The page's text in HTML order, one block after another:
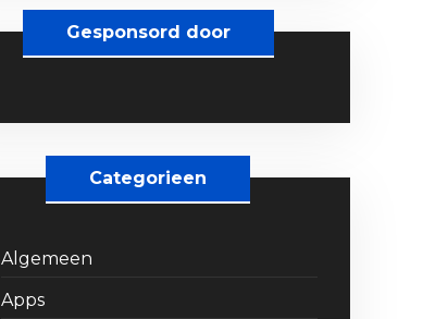
Gesponsord door
Categorieen
Algemeen
Apps